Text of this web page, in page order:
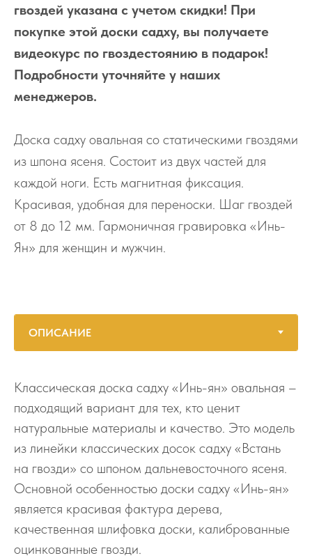
гвоздей указана с учетом скидки! При
покупке этой доски садху, вы получаете
видеокурс по гвоздестоянию в подарок!
Подробности уточняйте у наших
менеджеров.
Доска садху овальная со статическими гвоздями
из шпона ясеня. Состоит из двух частей для
каждой ноги. Есть магнитная фиксация.
Красивая, удобная для переноски. Шаг гвоздей
от 8 до 12 мм. Гармоничная гравировка «Инь-
Ян» для женщин и мужчин.
Классическая доска садху «Инь-ян» овальная –
подходящий вариант для тех, кто ценит
натуральные материалы и качество. Это модель
из линейки классических досок садху «Встань
на гвозди» со шпоном дальневосточного ясеня.
Основной особенностью доски садху «Инь-ян»
является красивая фактура дерева,
качественная шлифовка доски, калиброванные
оцинкованные гвозди.